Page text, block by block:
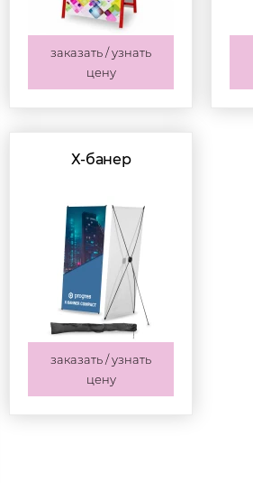
заказать / узнать
цену
Х-банер
заказать / узнать
цену